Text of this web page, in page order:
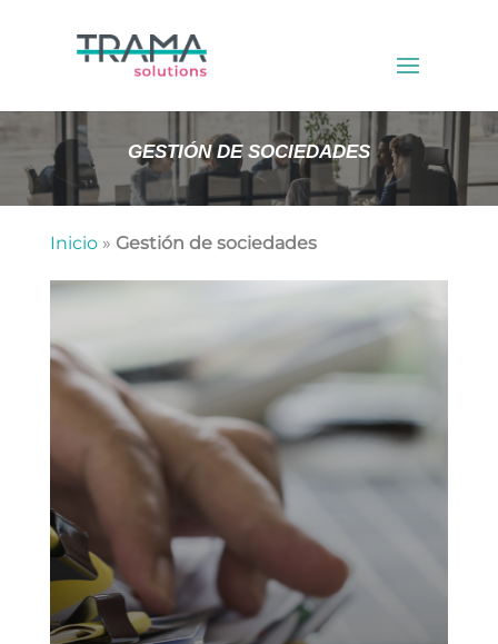
GESTIÓN DE SOCIEDADES
Inicio» Gestión de sociedades